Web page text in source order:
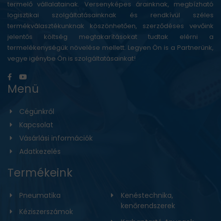
termelő vállalatainak. Versenyképes árainknak, megbízható
logisztikai szolgáltatásainknak és rendkívül széles
termékválasztékunknak köszönhetően, szerződéses vevőink
jelentős költség megtakarításokat tudtak elérni a
termelékenységük növelése mellett. Legyen Ön is a Partnerünk,
vegye igénybe Ön is szolgáltatásainkat!
Menü
Cégünkről
Kapcsolat
Vásárlási információk
Adatkezelés
Termékeink
Pneumatika
Kéziszerszámok
Kenéstechnika,
kenőrendszerek